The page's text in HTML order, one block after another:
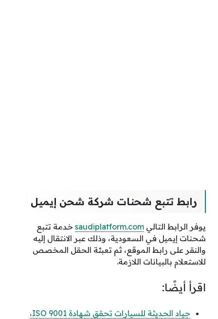
رابط تتبع شحنات شركة شحن إيميل
يوفر الرابط التالي saudiplatform.com خدمة تتبع
شحنات إيميل في السعودية، وذلك عبر الانتقال إليه
والنقر على رابط الموقع، ثم تعبئة الحقل المخصص
للاستعلام بالبيانات اللازمة.
اقرأ أيضًا:
جياد الحديثة للسيارات تحقق شهادة ISO 9001،